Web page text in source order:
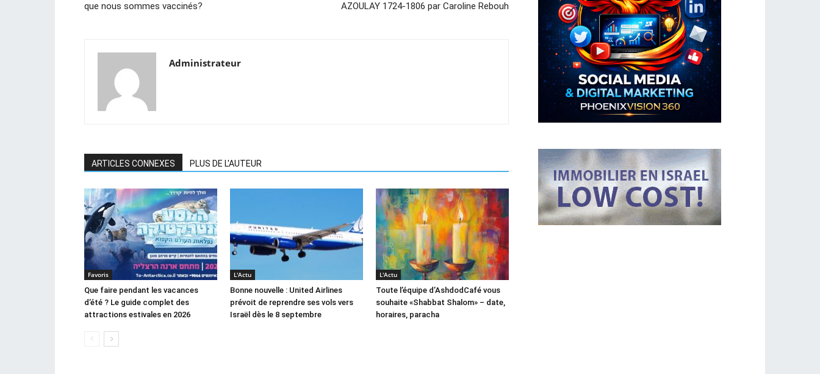
que nous sommes vaccinés?
AZOULAY 1724-1806 par Caroline Rebouh
Administrateur
ARTICLES CONNEXES PLUS DE L'AUTEUR
Favoris
Que faire pendant les vacances
d’été ? Le guide complet des
attractions estivales en 2026
L'Actu
Bonne nouvelle : United Airlines
prévoit de reprendre ses vols vers
Israël dès le 8 septembre
L'Actu
Toute l’équipe d’AshdodCafé vous
souhaite «Shabbat Shalom» – date,
horaires, paracha